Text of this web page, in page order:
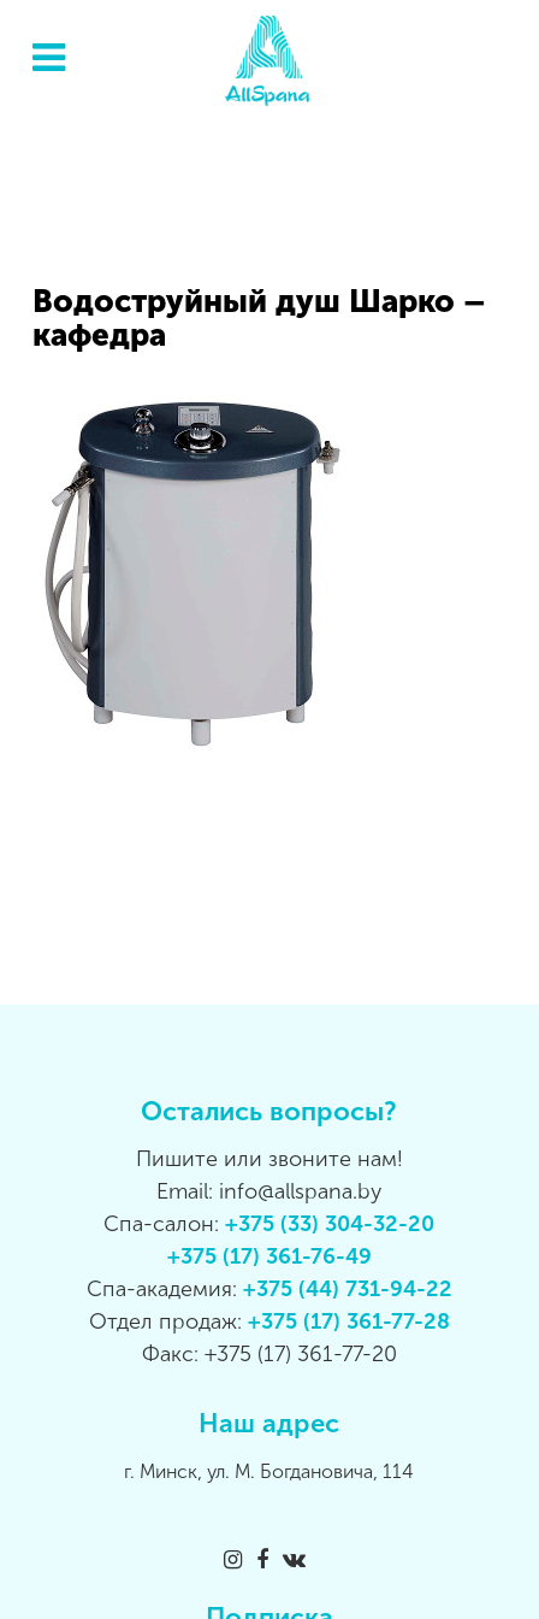
Водоструйный душ Шарко –
кафедра
Остались вопросы?
Пишите или звоните нам!
Email: info@allspana.by
Спа-салон:+375 (33) 304-32-20
+375 (17) 361-76-49
Спа-академия: +375 (44) 731-94-22
Отдел продаж: +375 (17) 361-77-28
Факс: +375 (17) 361-77-20
Наш адрес
г. Минск, ул. М. Богдановича, 114